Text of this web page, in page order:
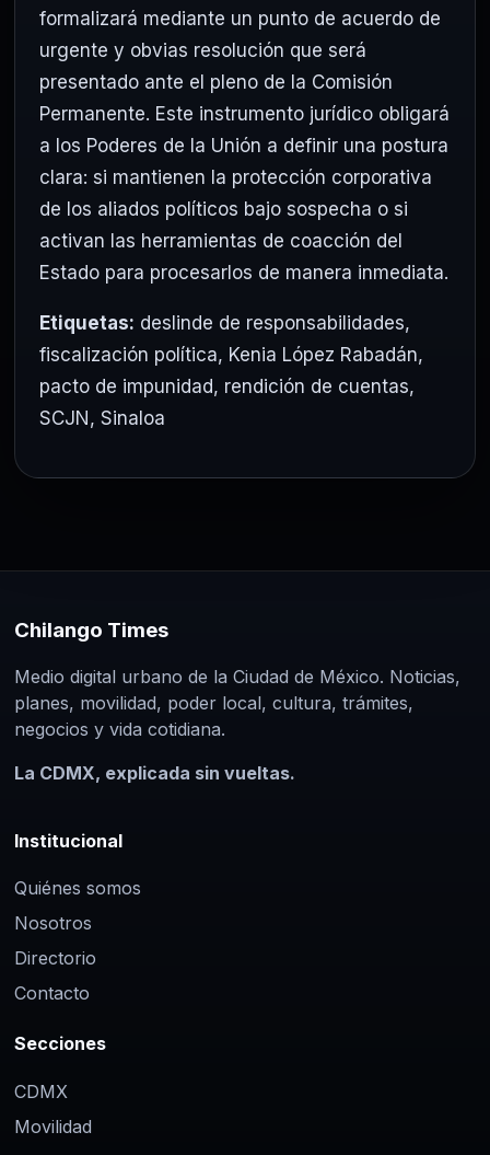
formalizará mediante un punto de acuerdo de
urgente y obvias resolución que será
presentado ante el pleno de la Comisión
Permanente. Este instrumento jurídico obligará
a los Poderes de la Unión a definir una postura
clara: si mantienen la protección corporativa
de los aliados políticos bajo sospecha o si
activan las herramientas de coacción del
Estado para procesarlos de manera inmediata.
Etiquetas: deslinde de responsabilidades,
fiscalización política, Kenia López Rabadán,
pacto de impunidad, rendición de cuentas,
SCJN , Sinaloa
Chilango Times
Medio digital urbano de la Ciudad de México. Noticias,
planes, movilidad, poder local, cultura, trámites,
negocios y vida cotidiana.
La CDMX, explicada sin vueltas.
Institucional
Quiénes somos
Nosotros
Directorio
Contacto
Secciones
CDMX
Movilidad